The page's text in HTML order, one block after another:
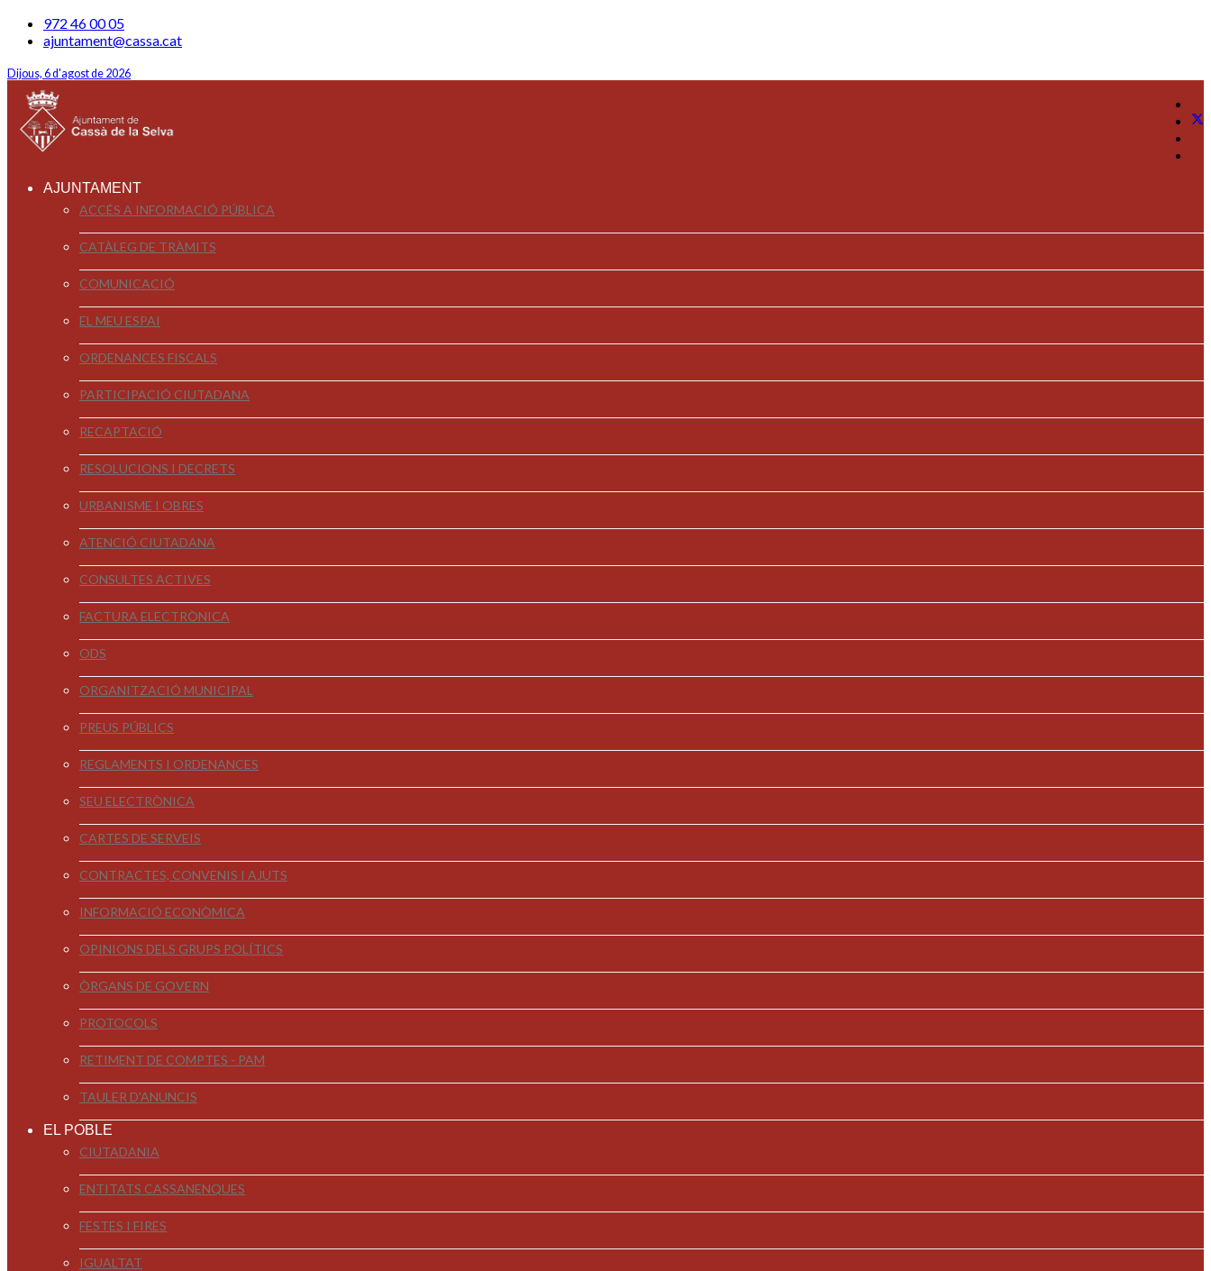
972 46 00 05
ajuntament@cassa.cat
Dijous, 6 d'agost de 2026
AJUNTAMENT
ACCÉS A INFORMACIÓ PÚBLICA
CATÀLEG DE TRÀMITS
COMUNICACIÓ
EL MEU ESPAI
ORDENANCES FISCALS
PARTICIPACIÓ CIUTADANA
RECAPTACIÓ
RESOLUCIONS I DECRETS
URBANISME I OBRES
ATENCIÓ CIUTADANA
CONSULTES ACTIVES
FACTURA ELECTRÒNICA
ODS
ORGANITZACIÓ MUNICIPAL
PREUS PÚBLICS
REGLAMENTS I ORDENANCES
SEU ELECTRÒNICA
CARTES DE SERVEIS
CONTRACTES, CONVENIS I AJUTS
INFORMACIÓ ECONÒMICA
OPINIONS DELS GRUPS POLÍTICS
ÒRGANS DE GOVERN
PROTOCOLS
RETIMENT DE COMPTES - PAM
TAULER D'ANUNCIS
EL POBLE
CIUTADANIA
ENTITATS CASSANENQUES
FESTES I FIRES
IGUALTAT